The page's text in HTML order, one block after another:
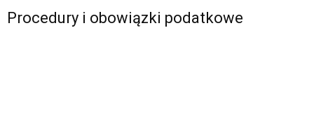
Procedury i obowiązki podatkowe